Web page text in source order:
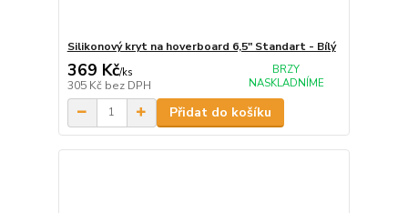
Silikonový kryt na hoverboard 6,5" Standart - Bílý
369 Kč/ks
305 Kč bez DPH
BRZY
NASKLADNÍME
Přidat do košíku